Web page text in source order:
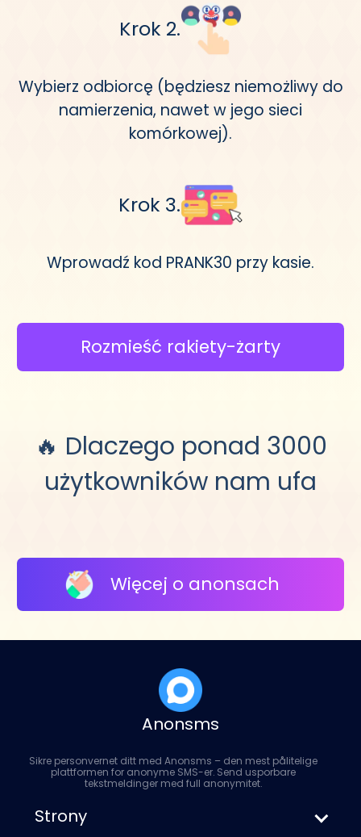
Krok 2.
Wybierz odbiorcę (będziesz niemożliwy do
namierzenia, nawet w jego sieci
komórkowej).
Krok 3.
Wprowadź kod PRANK30 przy kasie.
Rozmieść rakiety-żarty
🔥 Dlaczego ponad 3000
użytkowników nam ufa
Więcej o anonsach
Anonsms
Sikre personvernet ditt med Anonsms – den mest pålitelige
plattformen for anonyme SMS-er. Send usporbare
tekstmeldinger med full anonymitet.
Strony